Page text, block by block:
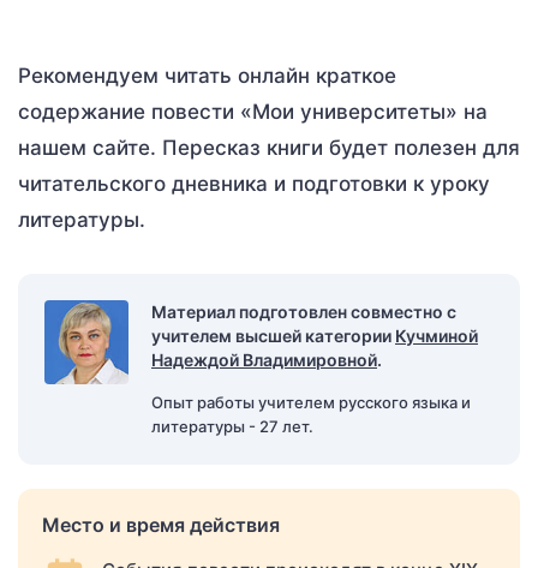
Рекомендуем читать онлайн краткое
содержание повести «Мои университеты» на
нашем сайте. Пересказ книги будет полезен для
читательского дневника и подготовки к уроку
литературы.
Материал подготовлен совместно с
учителем высшей категории Кучминой
Надеждой Владимировной.
Опыт работы учителем русского языка и
литературы - 27 лет.
Место и время действия